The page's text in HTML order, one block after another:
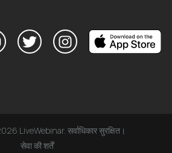
LiveWebinar. सर्वाधिकार सुरक्षित।
सेवा की शर्तें